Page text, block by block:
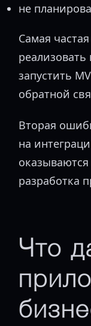
не
Самая
запустить
обратной
Вторая
на
разработка
Что